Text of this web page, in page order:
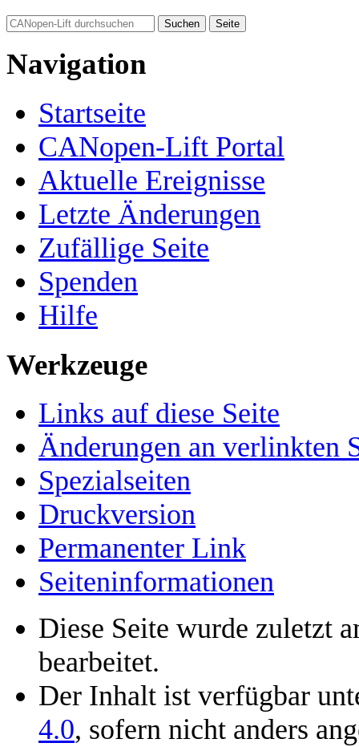
Navigation
Startseite
CANopen-Lift Portal
Aktuelle Ereignisse
Letzte Änderungen
Zufällige Seite
Spenden
Hilfe
Werkzeuge
Links auf diese Seite
Änderungen an verlinkten
Spezialseiten
Druckversion
Permanenter Link
Seiten­­informationen
Diese Seite wurde zuletzt
bearbeitet.
Der Inhalt ist verfügbar
4.0, sofern nicht anders